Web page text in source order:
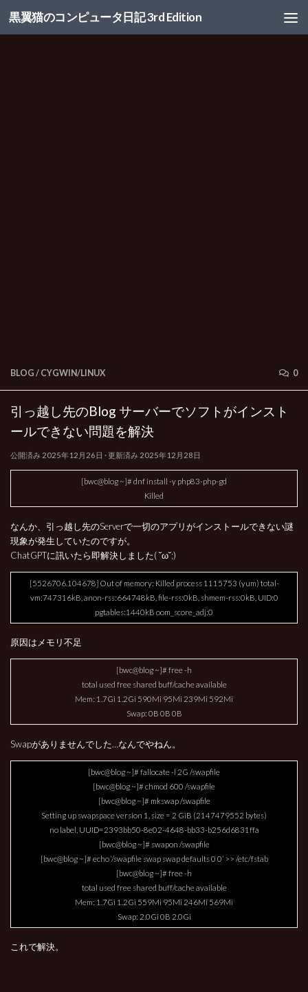
コンテンツへスキップ
黒翼猫のコンピュータ日記 3rd Edition
BLOG / CYGWIN/LINUX 0
引っ越し先のBlog サーバーでソフトがインスト
ールできない問題を解決
公開済み 2025年12月26日 · 更新済み 2025年12月28日
[bwc@blog ~]# dnf install -y php83-php-gd
Killed
なんか、引っ越し先のServerで一切のアプリがインストールできない謎
現象が発生していたのですが。
ChatGPTに訊いたら即解決しました( ˘ω˘;)
[5526706.104678] Out of memory: Killed process 1115753 (yum) total-
vm:747316kB, anon-rss:664748kB, file-rss:0kB, shmem-rss:0kB, UID:0
pgtables:1440kB oom_score_adj:0
原因はメモリ不足
[bwc@blog ~]# free -h
total used free shared buff/cache available
Mem: 1.7Gi 1.2Gi 590Mi 95Mi 239Mi 592Mi
Swap: 0B 0B 0B
Swapがありませんでした…なんでやねん。
[bwc@blog ~]# fallocate -l 2G /swapfile
[bwc@blog ~]# chmod 600 /swapfile
[bwc@blog ~]# mkswap /swapfile
Setting up swapspace version 1, size = 2 GiB (2147479552 bytes)
no label, UUID=2393bb50-8e02-4648-bb33-b256d6831ffa
[bwc@blog ~]# swapon /swapfile
[bwc@blog ~]# echo ‘/swapfile swap swap defaults 0 0’ >> /etc/fstab
[bwc@blog ~]# free -h
total used free shared buff/cache available
Mem: 1.7Gi 1.2Gi 559Mi 95Mi 246Mi 569Mi
Swap: 2.0Gi 0B 2.0Gi
これで解決。